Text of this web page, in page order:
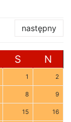
następny
S N
1 2
8 9
15 16